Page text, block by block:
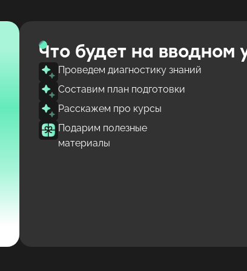
Что будет на вводном
Проведем диагностику знаний
Составим план подготовки
Расскажем про курсы
Подарим полезные
материалы